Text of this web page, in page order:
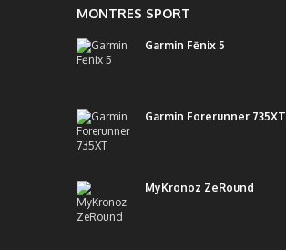
MONTRES SPORT
Garmin Fēnix 5
Garmin Forerunner 735XT
MyKronoz ZeRound